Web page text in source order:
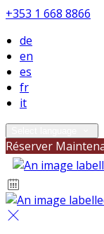
+353 1 668 8866
de
en
es
fr
it
Réserver